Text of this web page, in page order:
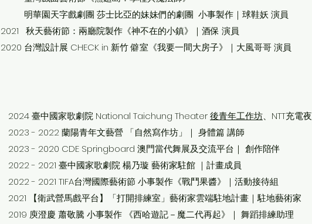
明華園天字戲劇團 莎士比亞的妹妹們的劇團 小事製作｜球鞋妖 演員
2021 秋天藝術節：兩廳院製作《神不在的小鎮》｜酒保 演員
2020 台灣設計展 CHECK in 新竹 僻室《我要一間大房子》｜大風哥哥 演員
2024 臺中國家歌劇院 National Taichung Theater後青年工作坊、NTT充電夜
2023 - 2022 蘭陽青年文藝營 「自然寫作坊」｜ 身體篇 講師
2023 - 2020 CDE Springboard 澳門當代舞展及交流平台｜ 創作陪伴
2022 - 2021 臺中國家歌劇院 楊乃璇 藝術家駐館 ｜計畫成員
2022 - 2021 TIFA台灣國際藝術節 小事製作《戰鬥果醬》｜活動接待組
2021 【衛武營馬戲平台】「打開排練室」藝術家雲端駐地計畫｜駐地藝術家
2019 庾澄慶 蕭敬騰 小事製作 《西哈遊記－魔二代再起》｜ 舞蹈排練助理